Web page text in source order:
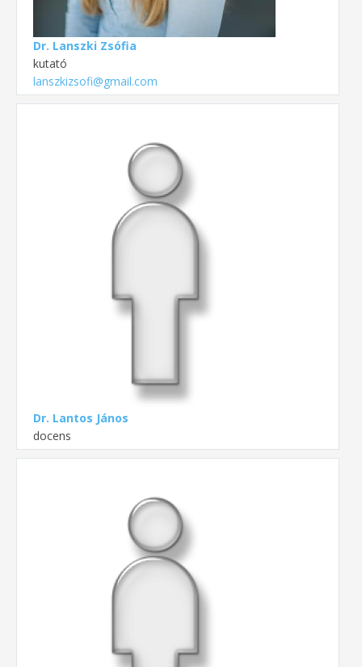
Dr. Lanszki Zsófia
kutató
lanszkizsofi@gmail.com
Dr. Lantos János
docens